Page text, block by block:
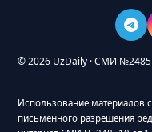
© 2026 UzDaily · СМИ
Использование материалов
письменного разрешения